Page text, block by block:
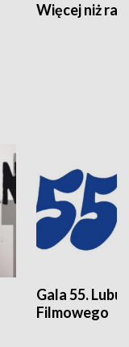
Więcej niż rajd
Gala 55.
Filmowego